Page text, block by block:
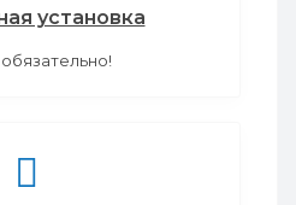
установка